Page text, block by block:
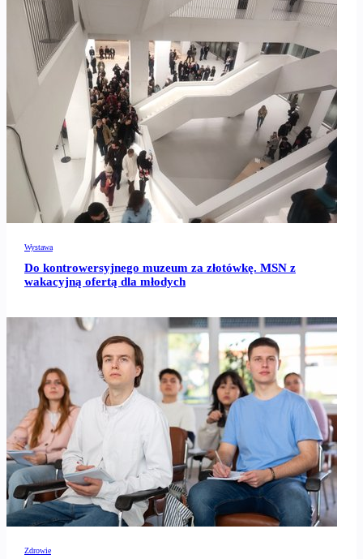
Wystawa
Do kontrowersyjnego muzeum za złotówkę. MSN z
wakacyjną ofertą dla młodych
Zdrowie